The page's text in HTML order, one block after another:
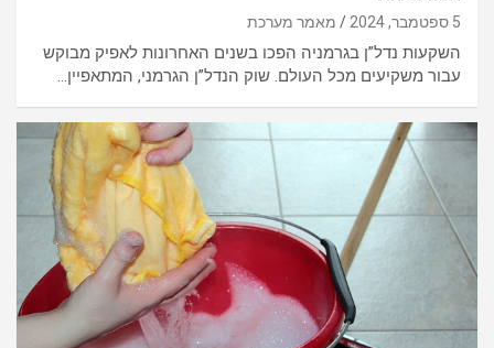
5 ספטמבר, 2024 מאמר מערכת
השקעות נדל”ן בגרמניה הפכו בשנים האחרונות לאפיק מבוקש
עבור משקיעים מכל העולם. שוק הנדל”ן הגרמני, המתאפיין…